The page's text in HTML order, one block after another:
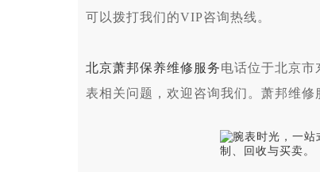
可以拨打我们的VIP咨询热线。
北京萧邦保养维修服务电话位于北京市
表相关问题，欢迎咨询我们。萧邦维修